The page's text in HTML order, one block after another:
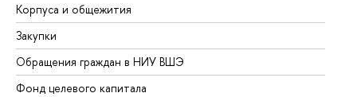
Корпуса и общежития
Закупки
Обращения граждан в НИУ ВШЭ
Фонд целевого капитала